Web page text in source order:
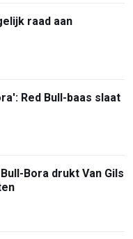
raad aan
Red Bull-baas slaat
Bora drukt Van Gils